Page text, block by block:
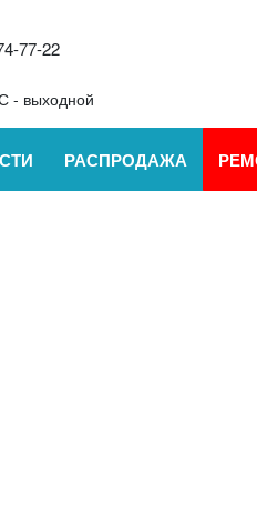
77-22
- выходной
РАСПРОДАЖА